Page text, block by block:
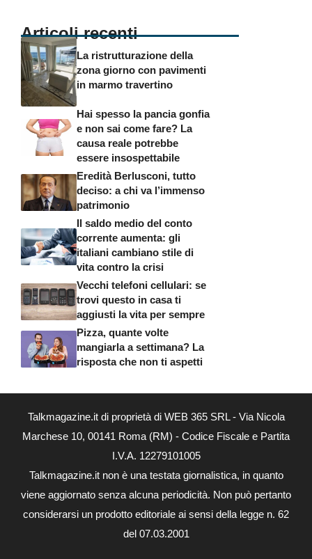
Articoli recenti
La ristrutturazione della
zona giorno con pavimenti
in marmo travertino
Hai spesso la pancia gonfia
e non sai come fare? La
causa reale potrebbe
essere insospettabile
Eredità Berlusconi, tutto
deciso: a chi va l’immenso
patrimonio
Il saldo medio del conto
corrente aumenta: gli
italiani cambiano stile di
vita contro la crisi
Vecchi telefoni cellulari: se
trovi questo in casa ti
aggiusti la vita per sempre
Pizza, quante volte
mangiarla a settimana? La
risposta che non ti aspetti
Talkmagazine.it di proprietà di WEB 365 SRL - Via Nicola
Marchese 10, 00141 Roma (RM) - Codice Fiscale e Partita
I.V.A. 12279101005
Talkmagazine.it non è una testata giornalistica, in quanto
viene aggiornato senza alcuna periodicità. Non può pertanto
considerarsi un prodotto editoriale ai sensi della legge n. 62
del 07.03.2001